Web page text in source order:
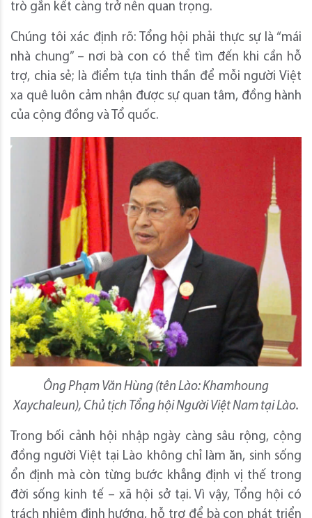
trò gắn kết càng trở nên quan trọng.
Chúng tôi xác định rõ: Tổng hội phải thực sự là “mái
nhà chung” – nơi bà con có thể tìm đến khi cần hỗ
trợ, chia sẻ; là điểm tựa tinh thần để mỗi người Việt
xa quê luôn cảm nhận được sự quan tâm, đồng hành
của cộng đồng và Tổ quốc.
Ông Phạm Văn Hùng (tên Lào: Khamhoung
Xaychaleun), Chủ tịch Tổng hội Người Việt Nam tại Lào.
Trong bối cảnh hội nhập ngày càng sâu rộng, cộng
đồng người Việt tại Lào không chỉ làm ăn, sinh sống
ổn định mà còn từng bước khẳng định vị thế trong
đời sống kinh tế – xã hội sở tại. Vì vậy, Tổng hội có
trách nhiệm định hướng, hỗ trợ để bà con phát triển